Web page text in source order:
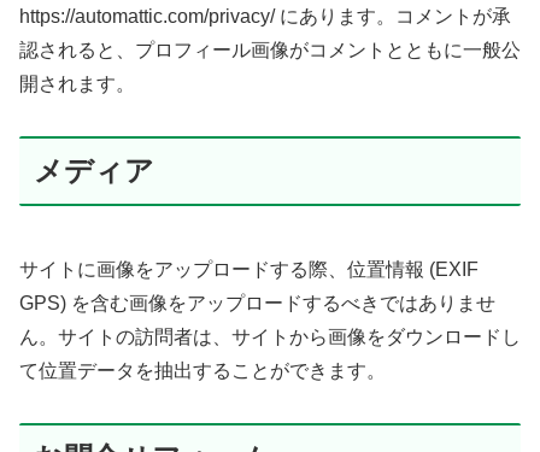
https://automattic.com/privacy/ にあります。コメントが承
認されると、プロフィール画像がコメントとともに一般公
開されます。
メディア
サイトに画像をアップロードする際、位置情報 (EXIF
GPS) を含む画像をアップロードするべきではありませ
ん。サイトの訪問者は、サイトから画像をダウンロードし
て位置データを抽出することができます。